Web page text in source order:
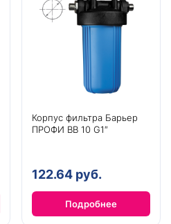
Корпус фильтра Барьер
ПРОФИ BB 10 G1″
122.64 руб.
Подробнее